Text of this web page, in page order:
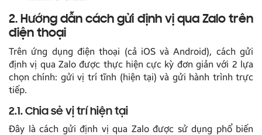
2. Hướng dẫn cách gửi định vị qua Zalo trên
điện thoại
Trên ứng dụng điện thoại (cả iOS và Android), cách gửi
định vị qua Zalo được thực hiện cực kỳ đơn giản với 2 lựa
chọn chính: gửi vị trí tĩnh (hiện tại) và gửi hành trình trực
tiếp.
2.1. Chia sẻ vị trí hiện tại
Đây là cách gửi định vị qua Zalo được sử dụng phổ biến